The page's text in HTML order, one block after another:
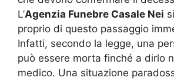
L’Agenzia Funebre Casale Nei
proprio di questo passaggio
Infatti, secondo la legge, una
può essere morta finché a dirlo
medico. Una situazione